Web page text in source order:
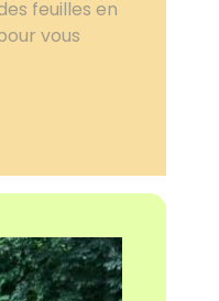
feuilles en
vous